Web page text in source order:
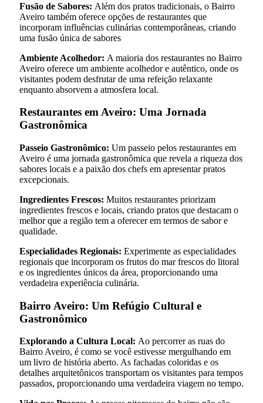
Fusão de Sabores: Além dos pratos tradicionais, o Bairro
Aveiro também oferece opções de restaurantes que
incorporam influências culinárias contemporâneas, criando
uma fusão única de sabores
Ambiente Acolhedor: A maioria dos restaurantes no Bairro
Aveiro oferece um ambiente acolhedor e autêntico, onde os
visitantes podem desfrutar de uma refeição relaxante
enquanto absorvem a atmosfera local.
Restaurantes em Aveiro: Uma Jornada
Gastronômica
Passeio Gastronômico: Um passeio pelos restaurantes em
Aveiro é uma jornada gastronômica que revela a riqueza dos
sabores locais e a paixão dos chefs em apresentar pratos
excepcionais.
Ingredientes Frescos: Muitos restaurantes priorizam
ingredientes frescos e locais, criando pratos que destacam o
melhor que a região tem a oferecer em termos de sabor e
qualidade.
Especialidades Regionais: Experimente as especialidades
regionais que incorporam os frutos do mar frescos do litoral
e os ingredientes únicos da área, proporcionando uma
verdadeira experiência culinária.
Bairro Aveiro: Um Refúgio Cultural e
Gastronômico
Explorando a Cultura Local: Ao percorrer as ruas do
Bairro Aveiro, é como se você estivesse mergulhando em
um livro de história aberto. As fachadas coloridas e os
detalhes arquitetônicos transportam os visitantes para tempos
passados, proporcionando uma verdadeira viagem no tempo.